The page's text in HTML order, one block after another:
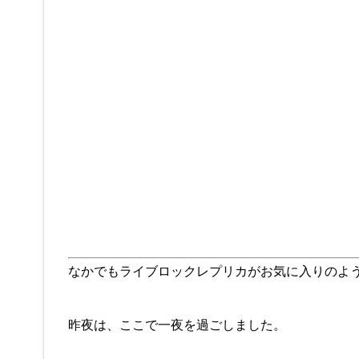
なかでもライブロックレプリカがお気に入りのよ
昨夜は、ここで一夜を過ごしました。